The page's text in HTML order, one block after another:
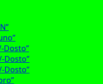
Dosto”
Dosto”
Dosto”